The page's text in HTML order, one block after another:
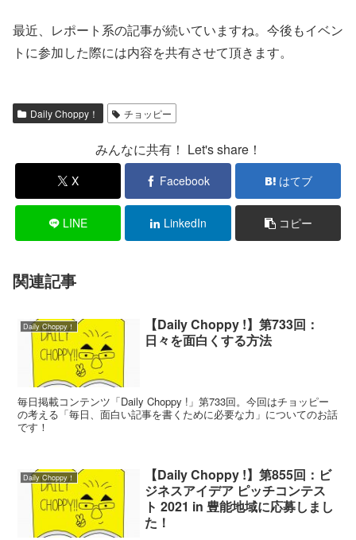
最近、レポート系の記事が続いていますね。今後もイベン
トに参加した際には内容を共有させて頂きます。
Daily Choppy！ チョッピー
みんなに共有！ Let's share！
X Facebook はてブ
LINE LinkedIn コピー
関連記事
Daily Choppy！
【Daily Choppy !】第733回：
日々を面白くする方法
毎日掲載コンテンツ「Daily Choppy !」第733回。今回はチョッピー
の考える「毎日、面白い記事を書くために必要な力」についてのお話
です！
Daily Choppy！
【Daily Choppy !】第855回：ビ
ジネスアイデア ピッチコンテス
ト 2021 in 豊能地域に応募しまし
た！